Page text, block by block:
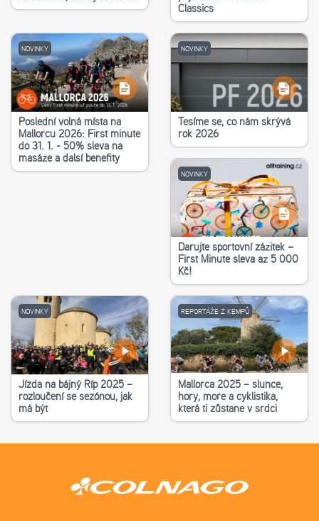
Classics
NOVINKY
Poslední volná místa na
Mallorcu 2026: First minute
do 31. 1. - 50% sleva na
masáže a další benefity
NOVINKY
Těšíme se, co nám skrývá
rok 2026
NOVINKY
Darujte sportovní zážitek –
First Minute sleva až 5 000
Kč!
NOVINKY
Jízda na bájný Říp 2025 –
rozloučení se sezónou, jak
má být
REPORTÁŽE Z KEMPŮ
Mallorca 2025 – slunce,
hory, moře a cyklistika,
která ti zůstane v srdci